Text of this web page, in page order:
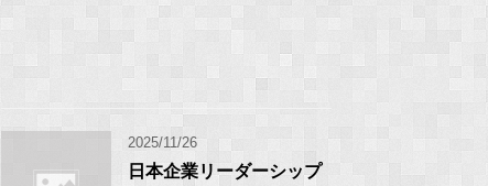
2025/11/26
日本企業リーダーシップ